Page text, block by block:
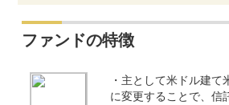
ファンドの特徴
・主として米ドル建
に変更することで、信